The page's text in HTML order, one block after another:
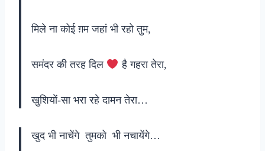
मिले ना कोई ग़म जहां भी रहो तुम,
समंदर की तरह दिल है गहरा तेरा,
खुशियाें-सा भरा रहे दामन तेरा…
खुद भी नाचेंगे ‍ तुमको ‍ भी नचायेंगे…